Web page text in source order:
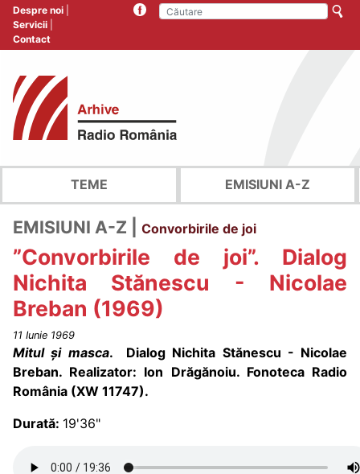
Despre noi
Servicii
Contact
TEME EMISIUNI A-Z
EMISIUNI A-Z | Convorbirile de joi
”Convorbirile de joi”. Dialog
Nichita Stănescu - Nicolae
Breban (1969)
11 Iunie 1969
Mitul și masca. Dialog Nichita Stănescu - Nicolae
Breban. Realizator: Ion Drăgănoiu. Fonoteca Radio
România (XW 11747).
Durată: 19'36"